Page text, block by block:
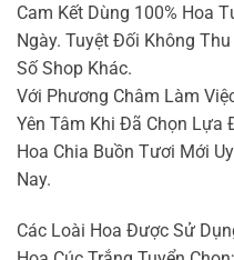
Cam Kết Dùng 100% Hoa
Ngày. Tuyệt Đối Không
Số Shop Khác.
Với Phương Châm Làm
Yên Tâm Khi Đã Chọn Lựa
Hoa Chia Buồn Tươi Mới
Nay.
Các Loài Hoa Được Sử